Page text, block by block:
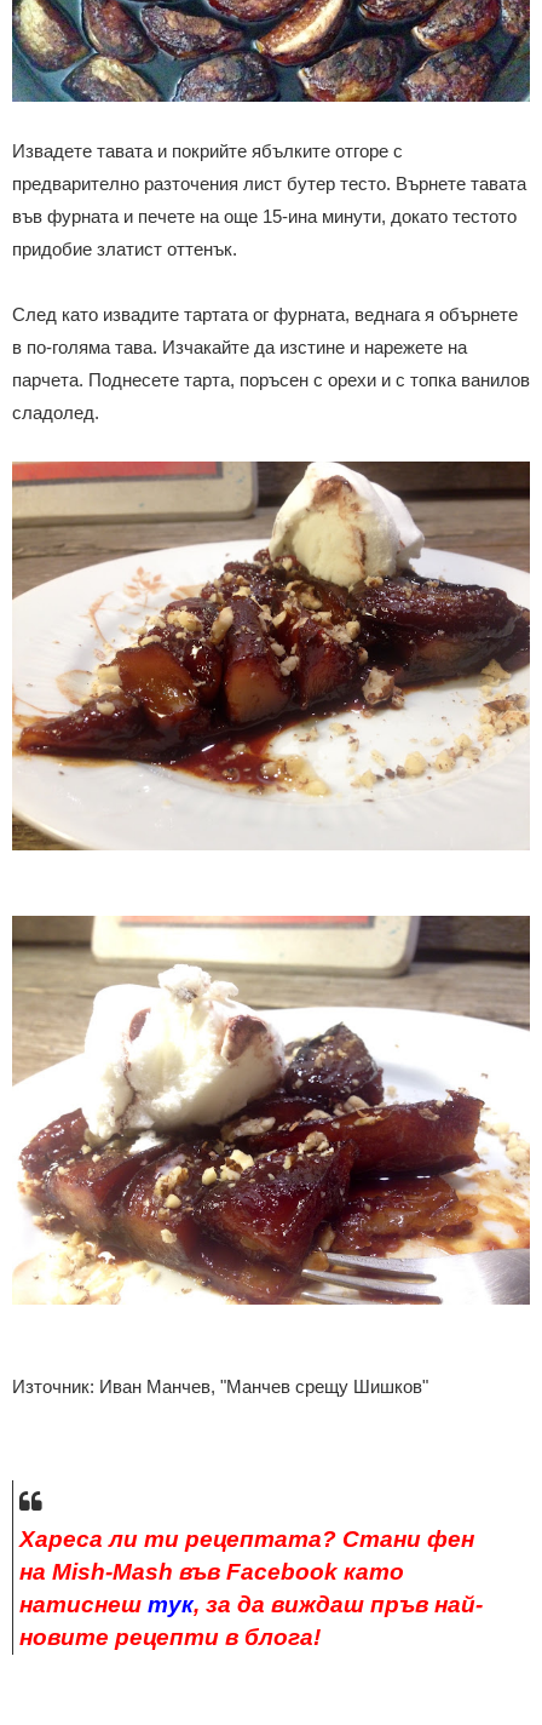
Извадете тавата и покрийте ябълките отгоре с
предварително разточения лист бутер тесто. Върнете тавата
във фурната и печете на още 15-ина минути, докато тестото
придобие златист оттенък.
След като извадите тартата ог фурната, веднага я обърнете
в по-голяма тава. Изчакайте да изстине и нарежете на
парчета. Поднесете тарта, поръсен с орехи и с топка ванилов
сладолед.
Източник: Иван Манчев, "Манчев срещу Шишков"
Хареса ли ти рецептата? Стани фен
на Mish-Mash във Facebook като
натиснеш тук, за да виждаш пръв най-
новите рецепти в блога!